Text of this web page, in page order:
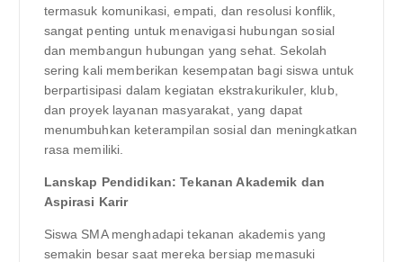
termasuk komunikasi, empati, dan resolusi konflik,
sangat penting untuk menavigasi hubungan sosial
dan membangun hubungan yang sehat. Sekolah
sering kali memberikan kesempatan bagi siswa untuk
berpartisipasi dalam kegiatan ekstrakurikuler, klub,
dan proyek layanan masyarakat, yang dapat
menumbuhkan keterampilan sosial dan meningkatkan
rasa memiliki.
Lanskap Pendidikan: Tekanan Akademik dan
Aspirasi Karir
Siswa SMA menghadapi tekanan akademis yang
semakin besar saat mereka bersiap memasuki